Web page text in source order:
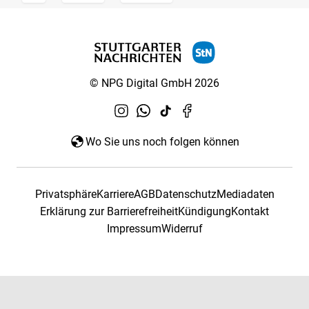
© NPG Digital GmbH 2026
Wo Sie uns noch folgen können
PrivatsphäreKarriereAGBDatenschutzMediadaten
Erklärung zur BarrierefreiheitKündigungKontakt
ImpressumWiderruf